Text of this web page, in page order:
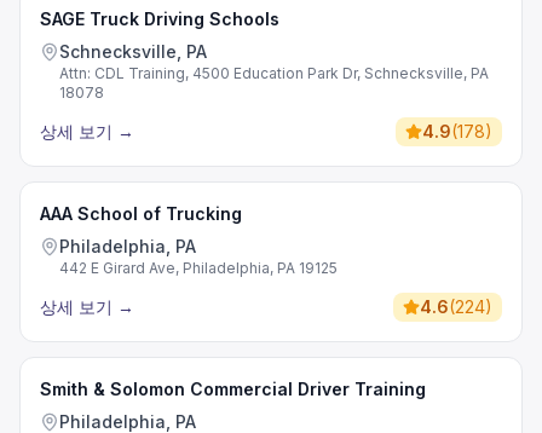
SAGE Truck Driving Schools
Schnecksville, PA
Attn: CDL Training, 4500 Education Park Dr, Schnecksville, PA
18078
상세 보기 → 4.9(178)
AAA School of Trucking
Philadelphia, PA
442 E Girard Ave, Philadelphia, PA 19125
상세 보기 → 4.6(224)
Smith & Solomon Commercial Driver Training
Philadelphia, PA